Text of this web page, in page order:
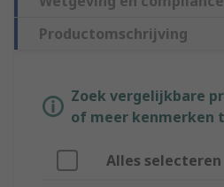
Productomschrijving
Zoek vergelijkbare
of meer kenmerken
Alles selecteren